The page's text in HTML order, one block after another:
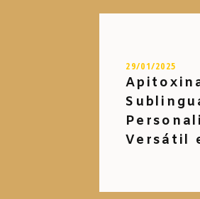
29/01/2025
Versátil